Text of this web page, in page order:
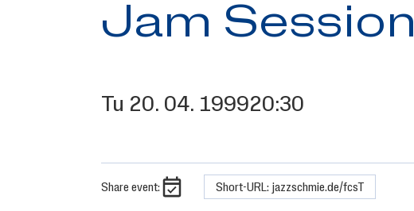
Jam Session
Tu 20. 04. 199920:30
Share event: Short-URL: jazzschmie.de/fcsT